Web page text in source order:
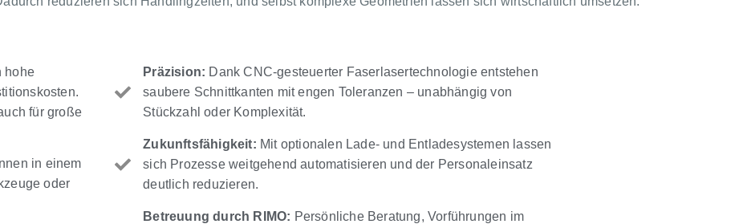
hohe
für große
in einem
oder
Präzision: Dank CNC-gesteuerter Faserlasertechnologie entstehen
saubere Schnittkanten mit engen Toleranzen – unabhängig von
Stückzahl oder Komplexität.
Zukunftsfähigkeit: Mit optionalen Lade- und Entladesystemen lassen
sich Prozesse weitgehend automatisieren und der Personaleinsatz
deutlich reduzieren.
Betreuung durch RIMO: Persönliche Beratung, Vorführungen im